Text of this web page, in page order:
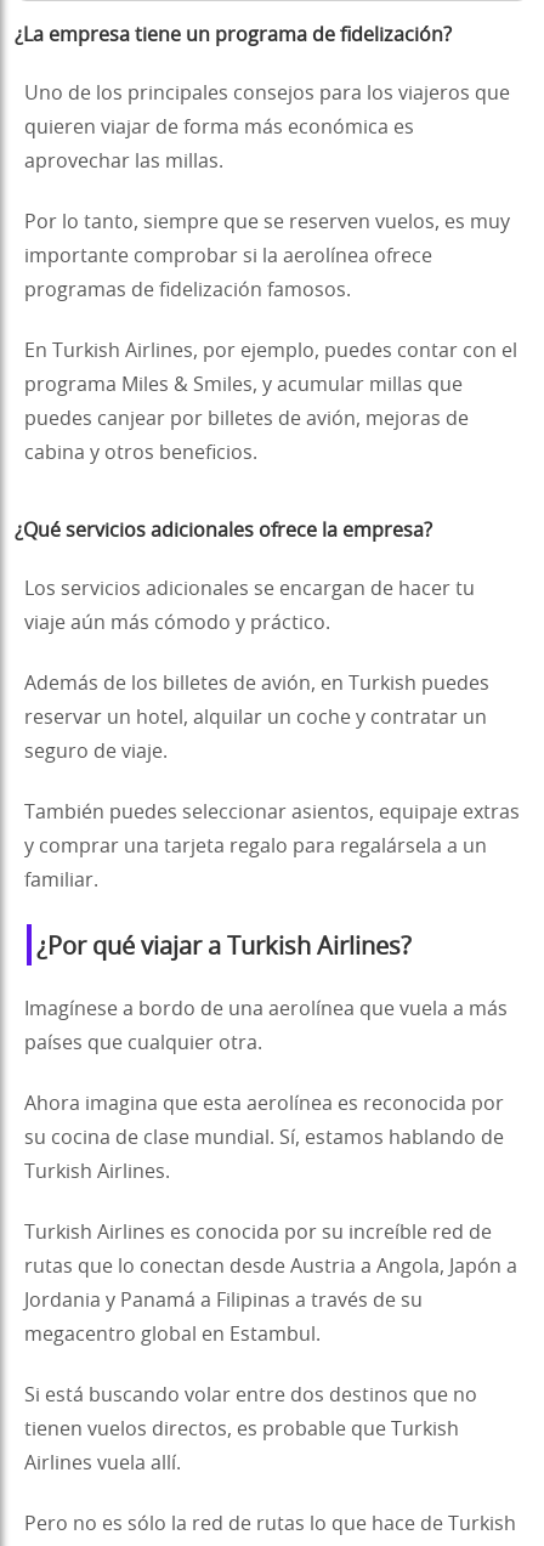
¿La empresa tiene un programa de fidelización?
Uno de los principales consejos para los viajeros que
quieren viajar de forma más económica es
aprovechar las millas.
Por lo tanto, siempre que se reserven vuelos, es muy
importante comprobar si la aerolínea ofrece
programas de fidelización famosos.
En Turkish Airlines, por ejemplo, puedes contar con el
programa Miles & Smiles, y acumular millas que
puedes canjear por billetes de avión, mejoras de
cabina y otros beneficios.
¿Qué servicios adicionales ofrece la empresa?
Los servicios adicionales se encargan de hacer tu
viaje aún más cómodo y práctico.
Además de los billetes de avión, en Turkish puedes
reservar un hotel, alquilar un coche y contratar un
seguro de viaje.
También puedes seleccionar asientos, equipaje extras
y comprar una tarjeta regalo para regalársela a un
familiar.
¿Por qué viajar a Turkish Airlines?
Imagínese a bordo de una aerolínea que vuela a más
países que cualquier otra.
Ahora imagina que esta aerolínea es reconocida por
su cocina de clase mundial. Sí, estamos hablando de
Turkish Airlines.
Turkish Airlines es conocida por su increíble red de
rutas que lo conectan desde Austria a Angola, Japón a
Jordania y Panamá a Filipinas a través de su
megacentro global en Estambul.
Si está buscando volar entre dos destinos que no
tienen vuelos directos, es probable que Turkish
Airlines vuela allí.
Pero no es sólo la red de rutas lo que hace de Turkish